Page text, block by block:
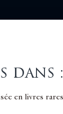
:
en livres